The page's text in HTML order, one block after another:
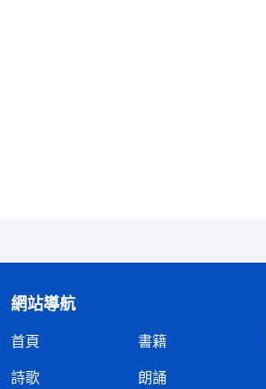
靈更多的開啓，靈生活會越來越好
進。
：以上靈修需掌握的
網站導航
首頁 書籍
詩歌
朗誦